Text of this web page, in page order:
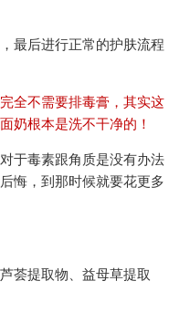
最后进行正常的护肤流程
全不需要排毒膏，其实这
奶根本是洗不干净的！
于毒素跟角质是没有办法
悔，到那时候就要花更多
荟提取物、益母草提取